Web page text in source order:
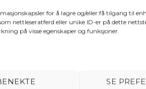
for å lagre og/eller få tilgang til
nettleseratferd eller unike ID-er på dette
på visse egenskaper og funksjoner.
SE
Delegater, gjester
Påmeldingsfrist: